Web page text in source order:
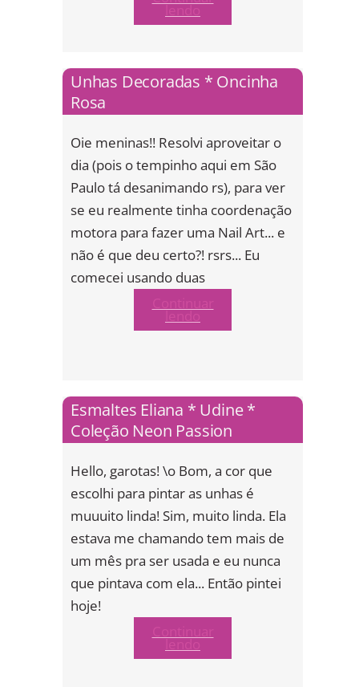
lendo
Unhas Decoradas * Oncinha
Rosa
Oie meninas!! Resolvi aproveitar o
dia (pois o tempinho aqui em São
Paulo tá desanimando rs), para ver
se eu realmente tinha coordenação
motora para fazer uma Nail Art... e
não é que deu certo?! rsrs... Eu
comecei usando duas
lendo
Esmaltes Eliana * Udine *
Coleção Neon Passion
Hello, garotas! \o Bom, a cor que
escolhi para pintar as unhas é
muuuito linda! Sim, muito linda. Ela
estava me chamando tem mais de
um mês pra ser usada e eu nunca
que pintava com ela... Então pintei
hoje!
lendo